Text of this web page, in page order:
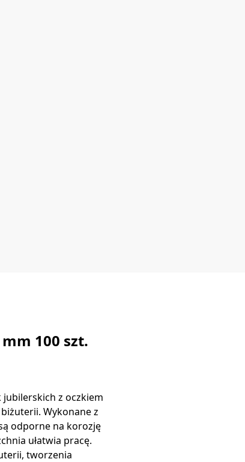
100 szt.
jubilerskich z oczkiem
Wykonane z
odporne na korozję
ułatwia pracę.
tworzenia